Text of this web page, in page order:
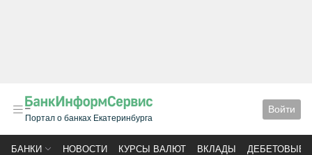
Портал о банках Екатеринбурга
Войти
БАНКИ НОВОСТИ КУРСЫ ВАЛЮТ ВКЛАДЫ ДЕБЕТОВЫЕ